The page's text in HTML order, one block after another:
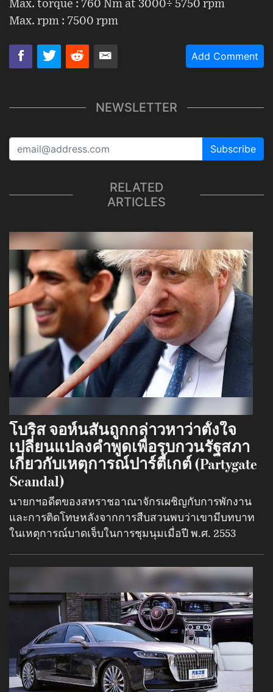
Max. torque : 760 Nm at 3000÷ 5750 rpm
Max. rpm : 7500 rpm
Add Comment
NEWSLETTER
Subscribe
RELATED
ARTICLES
โบริส จอห์นสันถูกกล่าวหาว่าตั้งใจ
เปลี่ยนแปลงคำพูดเพื่อรบกวนรัฐสภา
เกี่ยวกับเหตุการณ์ปาร์ตี้เกต์ (Partygate
Scandal)
นายกฯอดีตของสหราชอาณาจักรเผชิญกับการพักงาน
และการติดโทษหลังจากการสืบสวนพบว่าเขามีบทบาท
ในเหตุการณ์บาดเจ็บในการชุมนุมเมื่อปี พ.ศ. 2553